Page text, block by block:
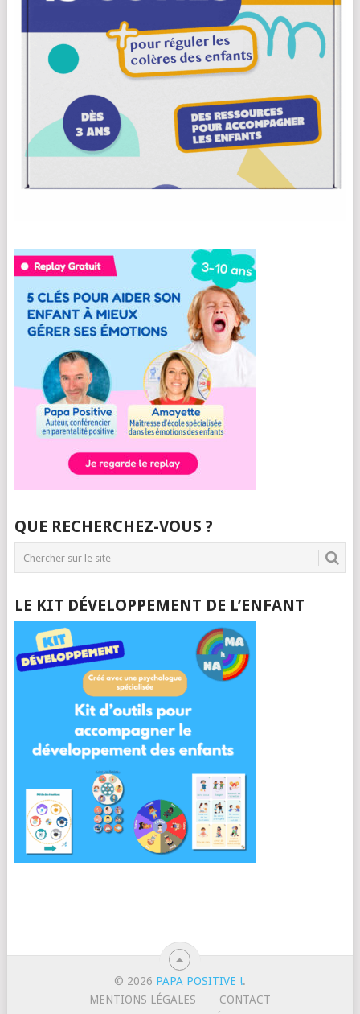
QUE RECHERCHEZ-VOUS ?
LE KIT DÉVELOPPEMENT DE L’ENFANT
© 2026 PAPA POSITIVE !.
MENTIONS LÉGALES
CONTACT